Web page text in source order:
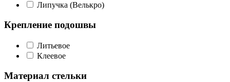
Липучка (Велькро)
Крепление подошвы
Литьевое
Клеевое
Материал стельки